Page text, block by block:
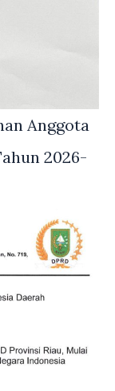
Anggota
2026-